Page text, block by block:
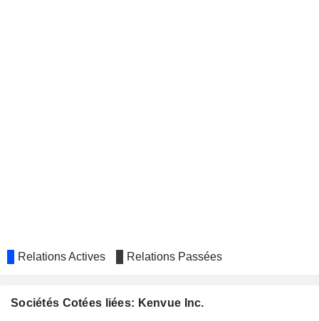
Relations Actives Relations Passées
Sociétés Cotées liées: Kenvue Inc.